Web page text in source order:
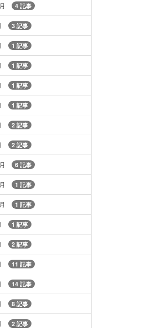
4 記事
3 記事
1 記事
1 記事
1 記事
1 記事
2 記事
2 記事
6 記事
1 記事
1 記事
1 記事
2 記事
11 記事
14 記事
8 記事
2 記事